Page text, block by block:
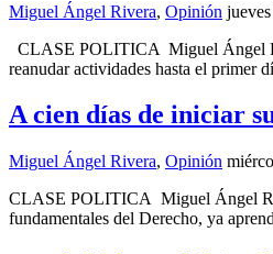
Miguel Ángel Rivera, Opinión
CLASE POLITICA Miguel Ángel
reanudar actividades hasta el primer
A cien días de iniciar
Miguel Ángel Rivera, Opinión
CLASE POLITICA Miguel Ángel
fundamentales del Derecho, ya